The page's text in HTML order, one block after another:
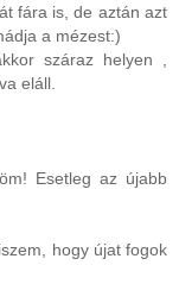
fára is, de aztán azt
a mézest:)
száraz helyen ,
eláll.
Esetleg az újabb
hogy újat fogok